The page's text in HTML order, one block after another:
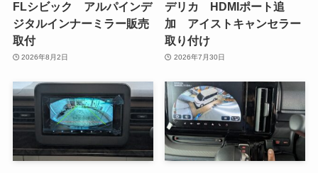
FLシビック アルパインデ
ジタルインナーミラー販売
取付
2026年8月2日
デリカ HDMIポート追
加 アイストキャンセラー
取り付け
2026年7月30日